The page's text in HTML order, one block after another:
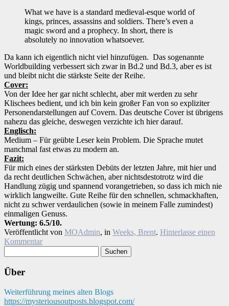
What we have is a standard medieval-esque world of
kings, princes, assassins and soldiers. There’s even a
magic sword and a prophecy. In short, there is
absolutely no innovation whatsoever.
Da kann ich eigentlich nicht viel hinzufügen. Das sogenannte
Worldbuilding verbessert sich zwar in Bd.2 und Bd.3, aber es ist
und bleibt nicht die stärkste Seite der Reihe.
Cover:
Von der Idee her gar nicht schlecht, aber mit werden zu sehr
Klischees bedient, und ich bin kein großer Fan von so expliziter
Personendarstellungen auf Covern. Das deutsche Cover ist übrigens
nahezu das gleiche, deswegen verzichte ich hier darauf.
Englisch:
Medium – Für geübte Leser kein Problem. Die Sprache mutet
manchmal fast etwas zu modern an.
Fazit:
Für mich eines der stärksten Debüts der letzten Jahre, mit hier und
da recht deutlichen Schwächen, aber nichtsdestotrotz wird die
Handlung zügig und spannend vorangetrieben, so dass ich mich nie
wirklich langweilte. Gute Reihe für den schnellen, schmackhaften,
nicht zu schwer verdaulichen (sowie in meinem Falle zumindest)
einmaligen Genuss.
Wertung: 6.5/10.
Veröffentlicht von MOAdmin, in Weeks, Brent. Hinterlasse einen
Kommentar
nach:
Über
Weiterführung meines alten Blogs
https://mysteriousoutposts.blogspot.com/